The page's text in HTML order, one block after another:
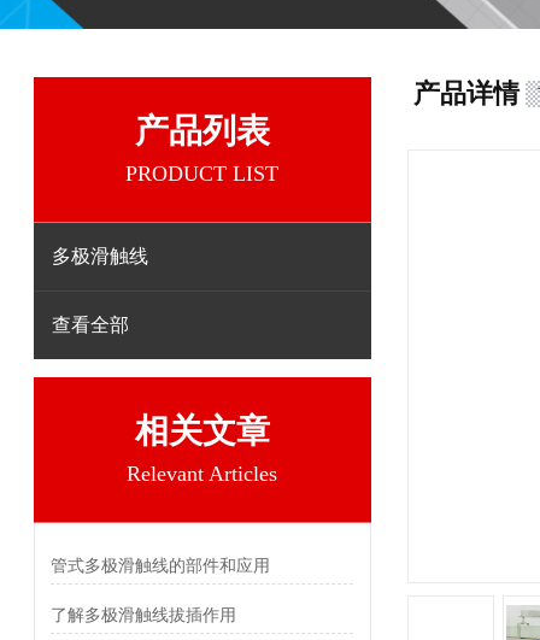
产品列表
PRODUCT LIST
多极滑触线
查看全部
相关文章
Relevant Articles
管式多极滑触线的部件和应用
了解多极滑触线拔插作用
产品详情